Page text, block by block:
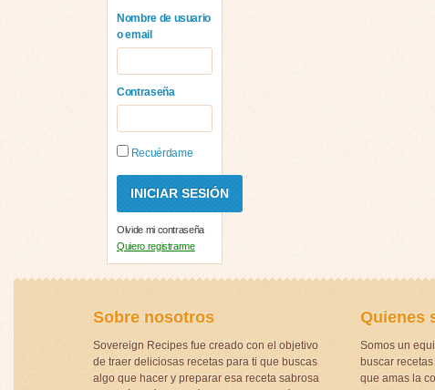
Nombre de usuario
o email
Contraseña
Recuérdame
Olvide mi contraseña
Quiero registrarme
Sobre nosotros
Sovereign Recipes fue creado con el objetivo
de traer deliciosas recetas para ti que buscas
algo que hacer y preparar esa receta sabrosa
Quienes
Somos un
buscar
que amas la